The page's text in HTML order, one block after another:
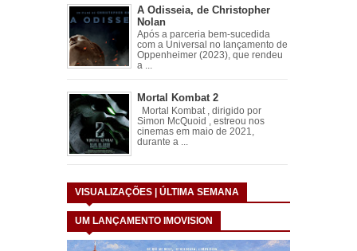
A Odisseia, de Christopher
Nolan
Após a parceria bem-sucedida
com a Universal no lançamento de
Oppenheimer (2023), que rendeu
a ...
Mortal Kombat 2
Mortal Kombat , dirigido por
Simon McQuoid , estreou nos
cinemas em maio de 2021,
durante a ...
VISUALIZAÇÕES | ÚLTIMA SEMANA
UM LANÇAMENTO IMOVISION